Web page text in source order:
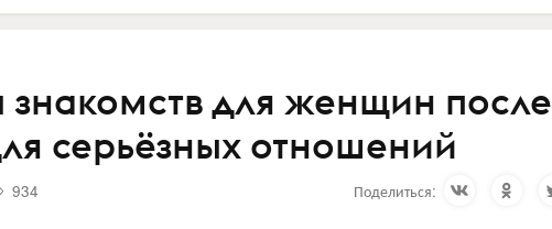
для женщин после
серьёзных отношений
934 Поделиться: